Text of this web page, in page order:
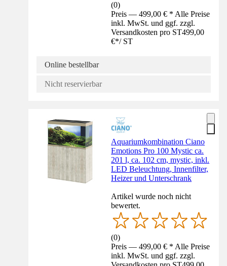
(0)
Preis — 499,00 € * Alle Preise
inkl. MwSt. und ggf. zzgl.
Versandkosten pro ST499,00
€*/ ST
Online bestellbar
Nicht reservierbar
Aquariumkombination Ciano
Emotions Pro 100 Mystic ca.
201 l, ca. 102 cm, mystic, inkl.
LED Beleuchtung, Innenfilter,
Heizer und Unterschrank
Artikel wurde noch nicht
bewertet.
(0)
Preis — 499,00 € * Alle Preise
inkl. MwSt. und ggf. zzgl.